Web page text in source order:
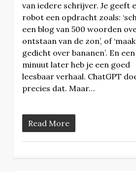
van iedere schrijver. Je geeft
robot een opdracht zoals:
een blog van 500 woorden
ontstaan van de zon’, of
gedicht over bananen’. En een
minuut later heb je een goed
leesbaar verhaal. ChatGPT
precies dat. Maar…
Read More